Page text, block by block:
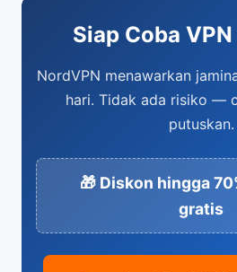
Siap Coba
NordVPN menawarkan
hari. Tidak ada risiko —
putuskan.
🎁 Diskon hingga
gratis